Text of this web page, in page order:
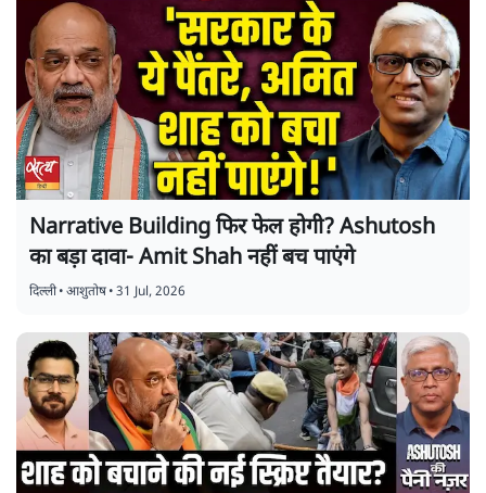
Narrative Building फिर फेल होगी? Ashutosh
का बड़ा दावा- Amit Shah नहीं बच पाएंगे
दिल्ली•आशुतोष•31 Jul, 2026